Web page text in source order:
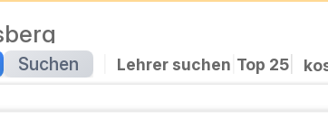
Cercare | Cerchiamo insegnanti|